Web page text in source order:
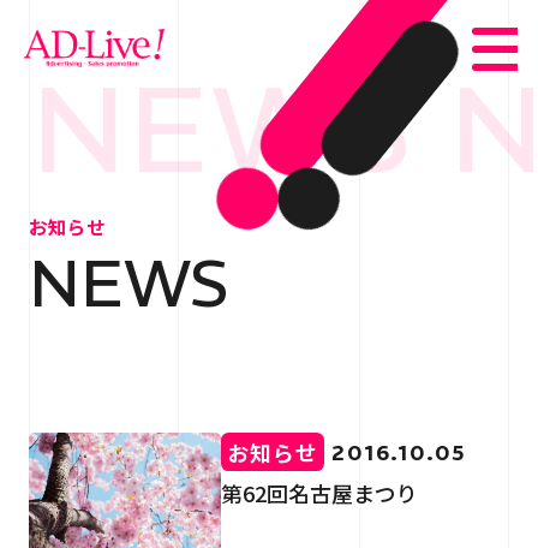
TOP
NEWS お知らせ
WORKS 事例紹介
お知らせ
NEWS
お知らせ 2016.10.05
第62回名古屋まつり